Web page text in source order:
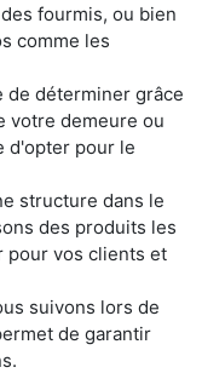
fourmis, ou bien
comme les
de déterminer grâce
votre demeure ou
d'opter pour le
structure dans le
des produits les
pour vos clients et
suivons lors de
de garantir